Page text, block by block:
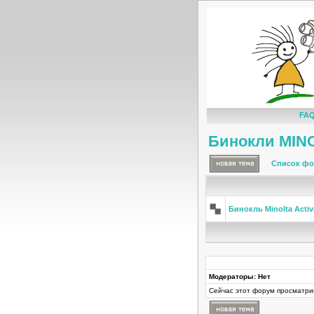
FAQ
Бинокли
Список
Бинокль Minolta
Модераторы: Нет
Сейчас этот форум